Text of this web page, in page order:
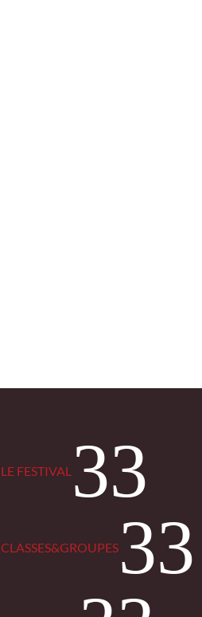
LE FESTIVAL 3
CLASSES&GROUPES 3